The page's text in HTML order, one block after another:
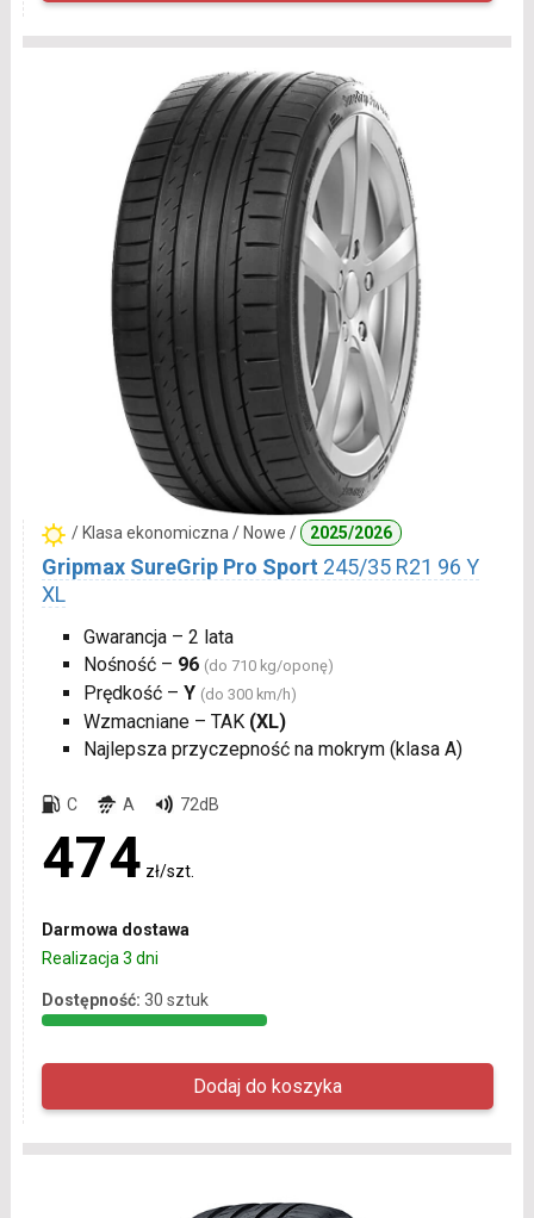
/ Klasa ekonomiczna / Nowe / 2025/2026
Gripmax SureGrip Pro Sport 245/35 R21 96 Y
XL
Gwarancja – 2 lata
Nośność – 96 (do 710 kg/oponę)
Prędkość – Y (do 300 km/h)
Wzmacniane – TAK (XL)
Najlepsza przyczepność na mokrym (klasa A)
C A 72dB
474 zł/szt.
Darmowa dostawa
Realizacja 3 dni
Dostępność: 30 sztuk